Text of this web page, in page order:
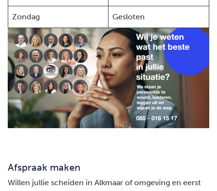
Zondag Gesloten
Afspraak maken
Willen jullie scheiden in Alkmaar of omgeving en eerst